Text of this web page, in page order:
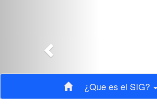
¿Que es el SIG?